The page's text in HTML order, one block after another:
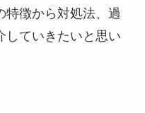
特徴から対処法、過
していきたいと思い